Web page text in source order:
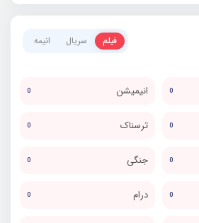
فیلم سریال انیمه
0 انیمیشن 0
0 ترسناک 0
0 جنگی 0
0 درام 0